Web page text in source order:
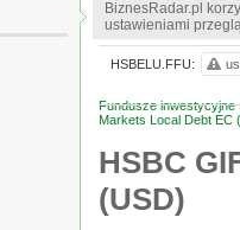
BiznesRadar.pl
ustawieniami
Fundusze inwestycyjne
Markets Local Debt EC
HSBC
(USD)
HSBELU.FFU: